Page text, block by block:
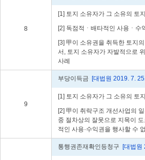
8
[1] 토지 소유자가 그 소유의 토
[2] 독점적ㆍ배타적인 사용ㆍ
[3] 甲이 소유권을 취득한 토지
서, 토지 소유자가 자발적으로
사례
9
부당이득금 [대법원 2019. 7.
[1] 토지 소유자가 그 소유의 토
[2] 甲이 취락구조 개선사업의
중 절차상의 잘못으로 지목이
적인 사용·수익권을 행사할 수
통행권존재확인등청구 [대법